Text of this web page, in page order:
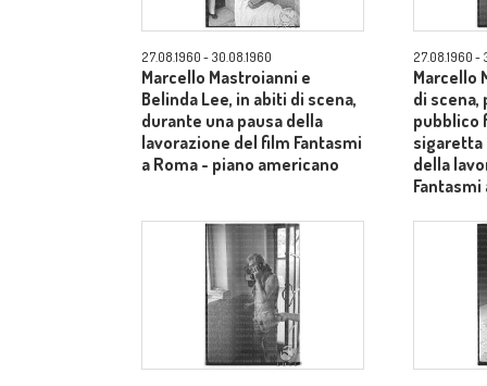
27.08.1960 - 30.08.1960
Marcello Mastroianni e
Belinda Lee, in abiti di scena,
durante una pausa della
lavorazione del film Fantasmi
a Roma - piano americano
27.08.1960 -
Marcello
di scena,
pubblico
sigaretta
della
Fantasmi